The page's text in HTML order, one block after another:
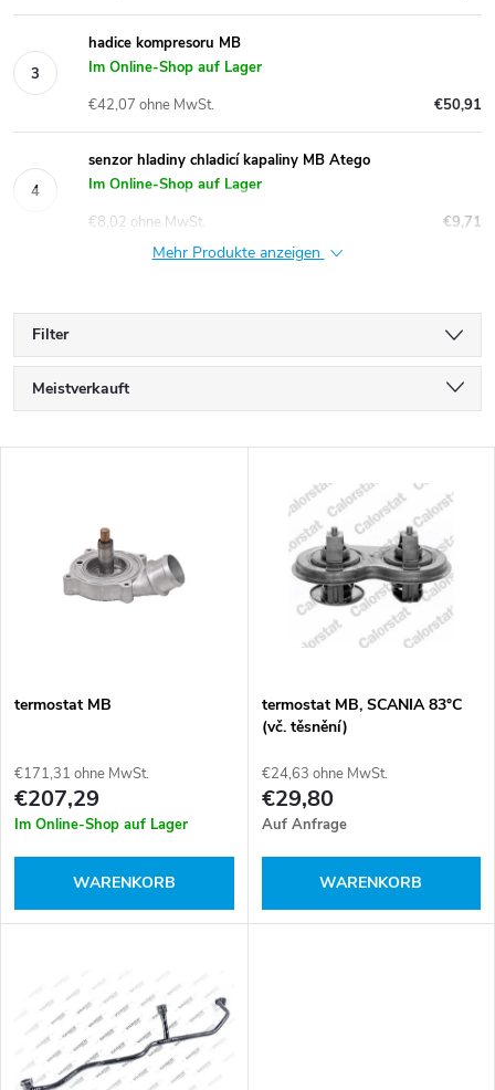
hadice kompresoru MB
Im Online-Shop auf Lager
€50,91
€42,07 ohne MwSt.
senzor hladiny chladicí kapaliny MB Atego
Im Online-Shop auf Lager
€9,71
€8,02 ohne MwSt.
Mehr Produkte anzeigen
Filter
P
r
t
s
o
t
e
Meistverkauft
e
e
r
P
o
termostat MB
€171,31 ohne MwSt.
€207,29
Im Online-Shop auf Lager
WARENKORB
termostat MB, SCANIA 83°C
(vč. těsnění)
€24,63 ohne MwSt.
€29,80
Auf Anfrage
WARENKORB